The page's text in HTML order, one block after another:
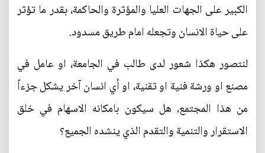
الكبير على الجهات العليا والمؤثرة والحاكمة، بقدر ما تؤثر
على حياة الانسان وتجعله امام طريق مسدود.
لنتصور هكذا شعور لدى طالب في الجامعة، او عامل في
مصنع او ورشة فنية او تقنية، او أي انسان آخر يشكل جزءاً
من هذا المجتمع، هل سيكون بامكانه الاسهام في خلق
الاستقرار والتنمية والتقدم الذي ينشده الجميع؟